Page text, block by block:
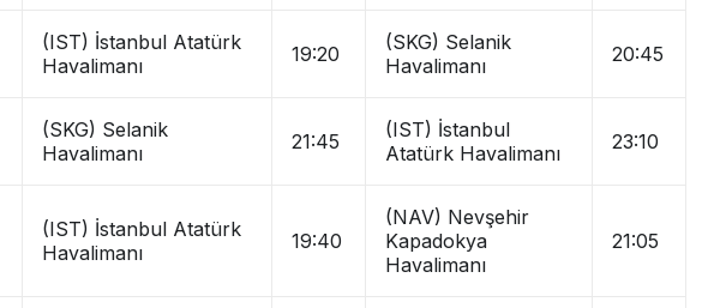
(IST) İstanbul Atatürk
Havalimanı
19:20
(SKG) Selanik
Havalimanı
20:45
(SKG) Selanik
Havalimanı
21:45
(IST) İstanbul
Atatürk Havalimanı
23:10
(IST) İstanbul Atatürk
Havalimanı
19:40
(NAV) Nevşehir
Kapadokya
Havalimanı
21:05